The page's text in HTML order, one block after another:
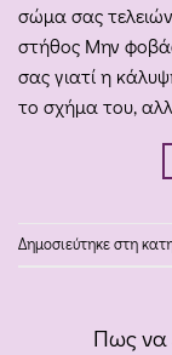
σώμα σας
στήθος Μην
σας γιατί η
το σχήμα του,
Δημοσιεύτηκε στη
Πως να